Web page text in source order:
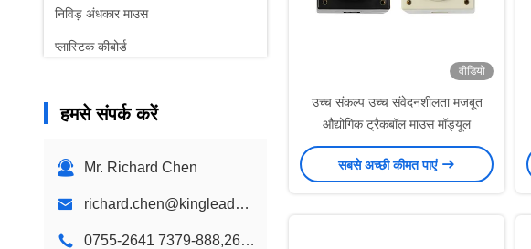
निविड़ अंधकार माउस
प्लास्टिक कीबोर्ड
दीवार माउंट कियॉस्क
कस्टम डिजाइन कियॉस्क
डिजिटल साइनेज कियोस्क
हमसे संपर्क करें
Mr. Richard Chen
richard.chen@kingleadertech.com
0755-2641 7379-888,2641 9575
वीडियो
उच्च संकल्प उच्च संवेदनशीलता मजबूत
औद्योगिक ट्रैकबॉल माउस मॉड्यूल
सबसे अच्छी कीमत पाएं